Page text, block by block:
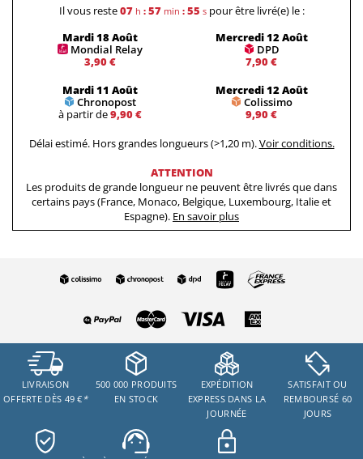
Il vous reste07h : 57min : 54 s pour être livré(e) le :
Mardi 18 Août
Mondial Relay
3,90 €
Mercredi 12 Août
DPD
7,90 €
Mardi 11 Août
Chronopost
à partir de9,90 €
Mercredi 12 Août
Colissimo
9,90 €
Délai estimé. Hors grandes longueurs (>1,20 m).Voir conditions.
ATTENTION
Les produits de grande longueur ne peuvent être livrés que dans
certains pays (France, Monaco, Belgique, Luxembourg, Italie et
Espagne). En savoir plus
LIVRAISON
OFFERTE DÈS 49 € *
500 000 PRODUITS
EN STOCK
EXPÉDITION
EXPRESS DANS LA
JOURNÉE
SATISFAIT OU
REMBOURSÉ 60
JOURS